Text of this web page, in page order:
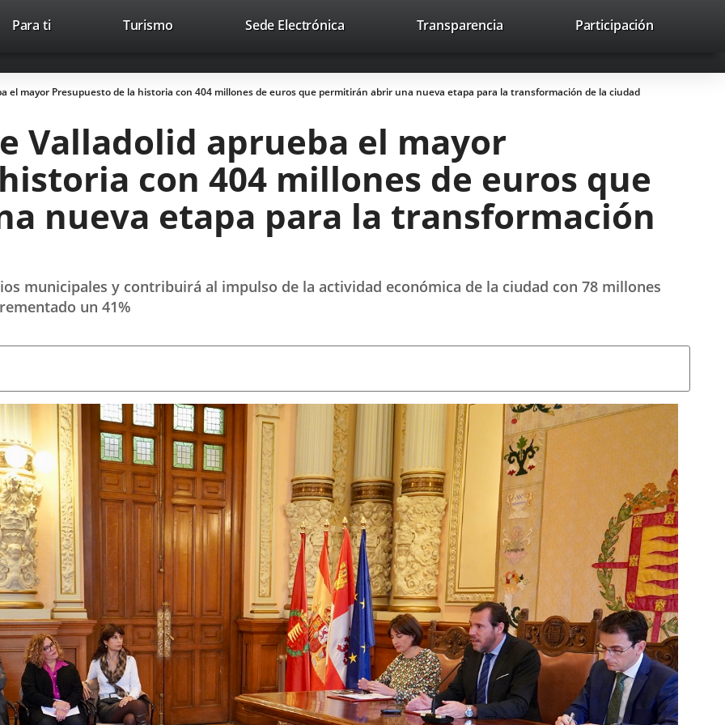
Trabaja con nosotros Contacto avaHeaderSocial
Enlace
una
aplicación
Enlace
una
aplicación
Enlace
una
aplicación
Buscar
Para ti TurismoEste
abrirá
en
ventana
nueva.
Sede ElectrónicaEnlace
aplicación
externa.
Transparencia Participación
el mayor Presupuesto de la historia con 404 millones de euros que permitirán abrir una nueva etapa para la transformación de la ciudad
Valladolid aprueba el mayor
con 404 millones de euros que
nueva etapa para la transformación
municipales y contribuirá al impulso de la actividad económica de la ciudad con 78 millones
un 41%